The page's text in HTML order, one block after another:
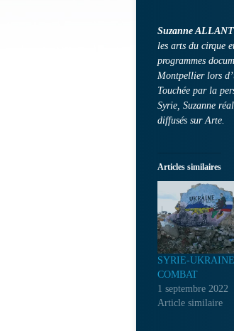
Suzanne ALLANT
les arts du cirque
programmes
Montpellier lors
Touchée par la
Syrie, Suzanne
diffusés sur Arte.
Articles similaires
SYRIE-
COMBAT
1 septembre 2022
Article similaire